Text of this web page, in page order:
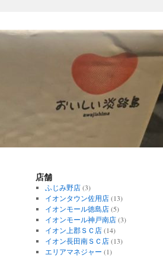
店舗
ふじみ野店(3)
イオンタウン佐用店(13)
イオンモール徳島店(5)
イオンモール神戸南店(3)
イオン上郡ＳＣ店(14)
イオン長田南ＳＣ店(13)
エリアマネジャー (1)